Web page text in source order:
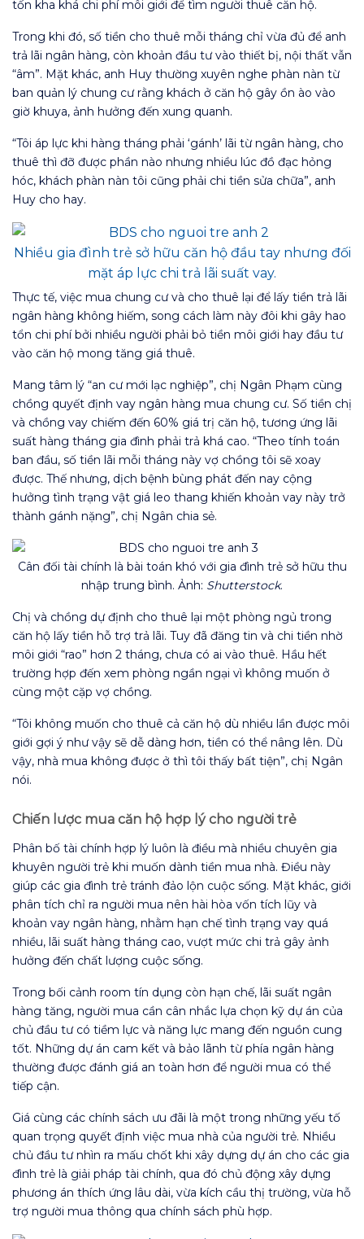
tốn kha khá chi phí môi giới để tìm người thuê căn hộ.
Trong khi đó, số tiền cho thuê mỗi tháng chỉ vừa đủ để anh
trả lãi ngân hàng, còn khoản đầu tư vào thiết bị, nội thất vẫn
“âm”. Mặt khác, anh Huy thường xuyên nghe phàn nàn từ
ban quản lý chung cư rằng khách ở căn hộ gây ồn ào vào
giờ khuya, ảnh hưởng đến xung quanh.
“Tôi áp lực khi hàng tháng phải ‘gánh’ lãi từ ngân hàng, cho
thuê thì đỡ được phần nào nhưng nhiều lúc đồ đạc hỏng
hóc, khách phàn nàn tôi cũng phải chi tiền sửa chữa”, anh
Huy cho hay.
Nhiều gia đình trẻ sở hữu căn hộ đầu tay nhưng đối
mặt áp lực chi trả lãi suất vay.
Thực tế, việc mua chung cư và cho thuê lại để lấy tiền trả lãi
ngân hàng không hiếm, song cách làm này đôi khi gây hao
tổn chi phí bởi nhiều người phải bỏ tiền môi giới hay đầu tư
vào căn hộ mong tăng giá thuê.
Mang tâm lý “an cư mới lạc nghiệp”, chị Ngân Phạm cùng
chồng quyết định vay ngân hàng mua chung cư. Số tiền chị
và chồng vay chiếm đến 60% giá trị căn hộ, tương ứng lãi
suất hàng tháng gia đình phải trả khá cao. “Theo tính toán
ban đầu, số tiền lãi mỗi tháng này vợ chồng tôi sẽ xoay
được. Thế nhưng, dịch bệnh bùng phát đến nay cộng
hưởng tình trạng vật giá leo thang khiến khoản vay này trở
thành gánh nặng”, chị Ngân chia sẻ.
Cân đối tài chính là bài toán khó với gia đình trẻ sở hữu thu
nhập trung bình. Ảnh: Shutterstock.
Chị và chồng dự định cho thuê lại một phòng ngủ trong
căn hộ lấy tiền hỗ trợ trả lãi. Tuy đã đăng tin và chi tiền nhờ
môi giới “rao” hơn 2 tháng, chưa có ai vào thuê. Hầu hết
trường hợp đến xem phòng ngần ngại vì không muốn ở
cùng một cặp vợ chồng.
“Tôi không muốn cho thuê cả căn hộ dù nhiều lần được môi
giới gợi ý như vậy sẽ dễ dàng hơn, tiền có thể nâng lên. Dù
vậy, nhà mua không được ở thì tôi thấy bất tiện”, chị Ngân
nói.
Chiến lược mua căn hộ hợp lý cho người trẻ
Phân bố tài chính hợp lý luôn là điều mà nhiều chuyên gia
khuyên người trẻ khi muốn dành tiền mua nhà. Điều này
giúp các gia đình trẻ tránh đảo lộn cuộc sống. Mặt khác, giới
phân tích chỉ ra người mua nên hài hòa vốn tích lũy và
khoản vay ngân hàng, nhằm hạn chế tình trạng vay quá
nhiều, lãi suất hàng tháng cao, vượt mức chi trả gây ảnh
hưởng đến chất lượng cuộc sống.
Trong bối cảnh room tín dụng còn hạn chế, lãi suất ngân
hàng tăng, người mua cần cân nhắc lựa chọn kỹ dự án của
chủ đầu tư có tiềm lực và năng lực mang đến nguồn cung
tốt. Những dự án cam kết và bảo lãnh từ phía ngân hàng
thường được đánh giá an toàn hơn để người mua có thể
tiếp cận.
Giá cùng các chính sách ưu đãi là một trong những yếu tố
quan trọng quyết định việc mua nhà của người trẻ. Nhiều
chủ đầu tư nhìn ra mấu chốt khi xây dựng dự án cho các gia
đình trẻ là giải pháp tài chính, qua đó chủ động xây dựng
phương án thích ứng lâu dài, vừa kích cầu thị trường, vừa hỗ
trợ người mua thông qua chính sách phù hợp.